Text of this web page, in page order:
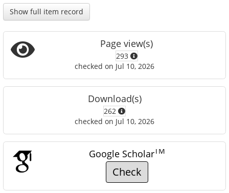
Show full item record
Page view(s)
293
checked on Jul 10, 2026
Download(s)
262
checked on Jul 10, 2026
Google ScholarTM
Check